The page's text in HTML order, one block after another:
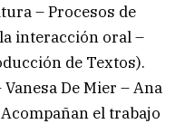
– Procesos de
interacción oral –
de Textos).
De Mier – Ana
el trabajo